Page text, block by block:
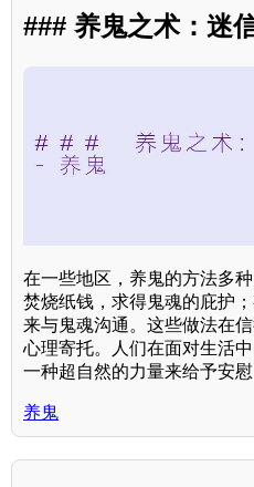
### 养鬼之术：迷
在一些地区，养鬼的方法多
焚烧纸钱，求得鬼魂的庇护
来与鬼魂沟通。这些做法在
心理寄托。人们在面对生活
一种超自然的力量来给予安慰
养鬼